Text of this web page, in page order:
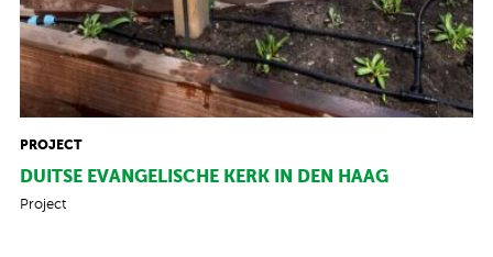
PROJECT
DUITSE EVANGELISCHE KERK IN DEN HAAG
Project